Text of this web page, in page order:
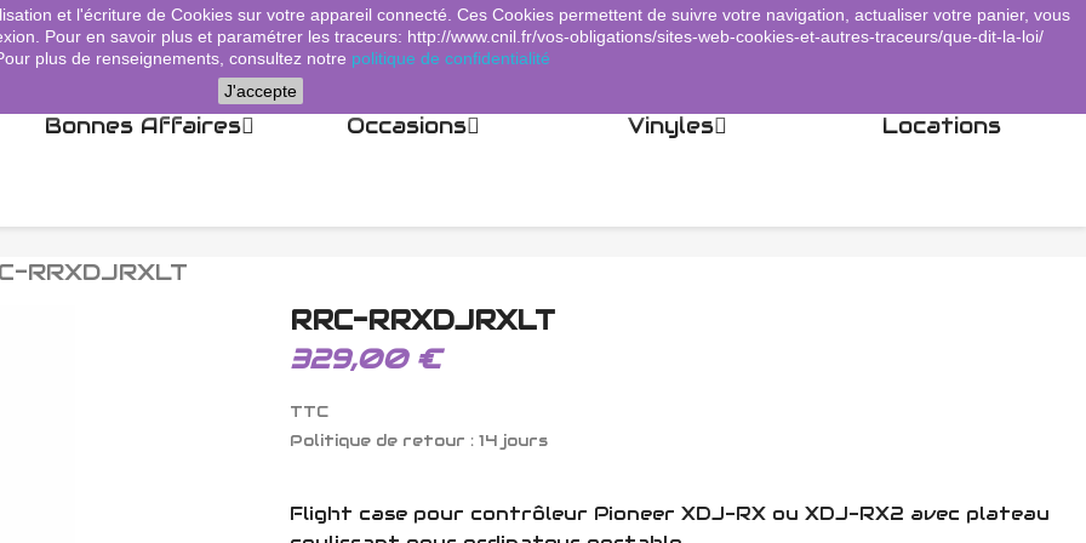
 Connexion shopping_cart Panier (0)
Bonnes Affaires Occasions Vinyles Locations
RRXDJRXLT
RRC-RRXDJRXLT
329,00 €
TTC
Politique de retour : 14 jours
Flight case pour contrôleur Pioneer XDJ-RX ou XDJ-RX2 avec plateau
et l'écriture de Cookies sur votre appareil connecté. Ces Cookies permettent de suivre votre navigation, actualiser votre panier, vous
Pour en savoir plus et paramétrer les traceurs: http://www.cnil.fr/vos-obligations/sites-web-cookies-et-autres-traceurs/que-dit-la-loi/
plus de renseignements, consultez notre politique de confidentialité
J'accepte